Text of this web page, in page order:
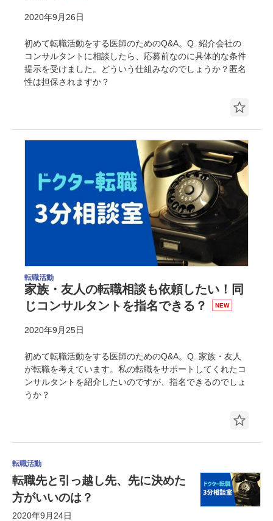
2020年9月26日
初めて転職活動をする医師のためのQ&A。Q. 紹介会社の
コンサルタントに相談したら、応募前なのに具体的な条件
提示を受けました。どういう仕組みなのでしょうか？匿名
性は担保されますか？
転職活動
家族・友人の転職相談も依頼したい！同
じコンサルタントを指名できる？
NEW
2020年9月25日
初めて転職活動をする医師のためのQ&A。Q. 家族・友人
が転職を考えています。私の転職をサポートしてくれたコ
ンサルタントを紹介したいのですが、指名できるのでしょ
うか？
転職活動
転職先と引っ越し先、先に決めた
方がいいのは？
2020年9月24日